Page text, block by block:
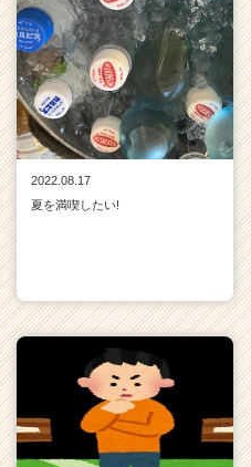
2022.08.17
夏を満喫したい!